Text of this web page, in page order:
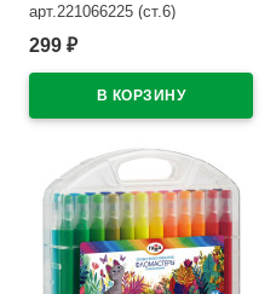
арт.221066225 (ст.6)
В наличии
299 ₽